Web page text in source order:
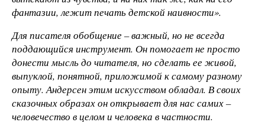
фантазии, лежит печать детской наивности».
Для писателя обобщение – важный, но не всегда
поддающийся инструмент. Он помогает не просто
донести мысль до читателя, но сделать ее живой,
выпуклой, понятной, приложимой к самому разному
опыту. Андерсен этим искусством обладал. В своих
сказочных образах он открывает для нас самих –
человечество в целом и человека в частности.